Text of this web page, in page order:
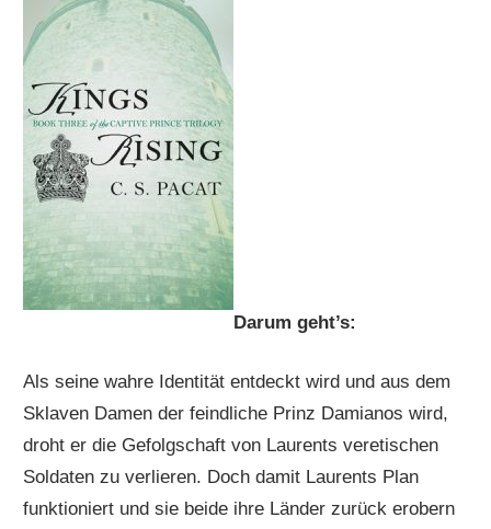
Darum geht’s:
Als seine wahre Identität entdeckt wird und aus dem
Sklaven Damen der feindliche Prinz Damianos wird,
droht er die Gefolgschaft von Laurents veretischen
Soldaten zu verlieren. Doch damit Laurents Plan
funktioniert und sie beide ihre Länder zurück erobern